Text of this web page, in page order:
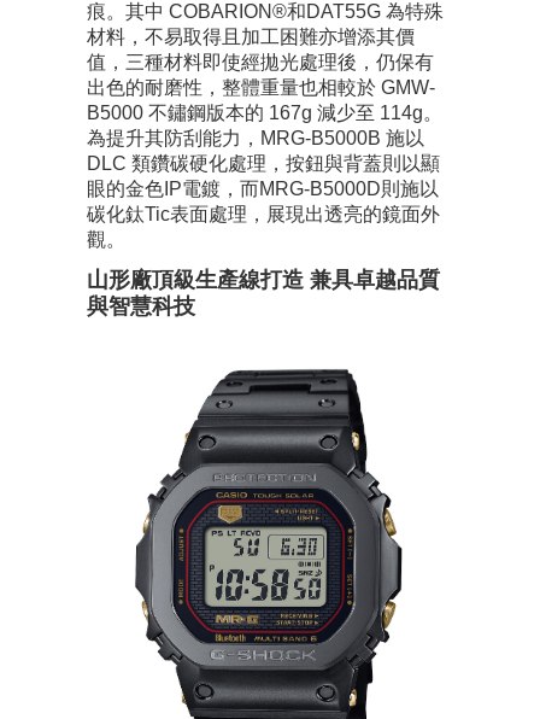
痕。其中 COBARION®和DAT55G 為特殊
材料，不易取得且加工困難亦增添其價
值，三種材料即使經拋光處理後，仍保有
出色的耐磨性，整體重量也相較於 GMW-
B5000 不鏽鋼版本的 167g 減少至 114g。
為提升其防刮能力，MRG-B5000B 施以
DLC 類鑽碳硬化處理，按鈕與背蓋則以顯
眼的金色IP電鍍，而MRG-B5000D則施以
碳化鈦Tic表面處理，展現出透亮的鏡面外
觀。
山形廠頂級生產線打造 兼具卓越品質
與智慧科技